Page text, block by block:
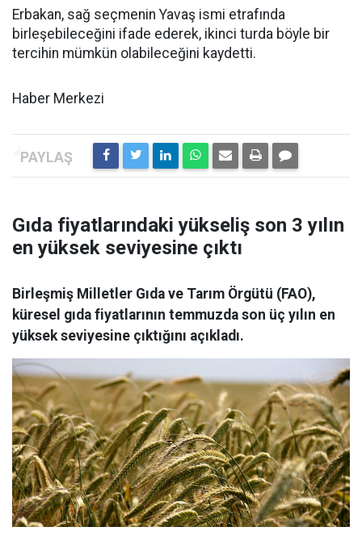
Erbakan, sağ seçmenin Yavaş ismi etrafında
birleşebileceğini ifade ederek, ikinci turda böyle bir
tercihin mümkün olabileceğini kaydetti.
Haber Merkezi
Gıda fiyatlarındaki yükseliş son 3 yılın
en yüksek seviyesine çıktı
Birleşmiş Milletler Gıda ve Tarım Örgütü (FAO),
küresel gıda fiyatlarının temmuzda son üç yılın en
yüksek seviyesine çıktığını açıkladı.